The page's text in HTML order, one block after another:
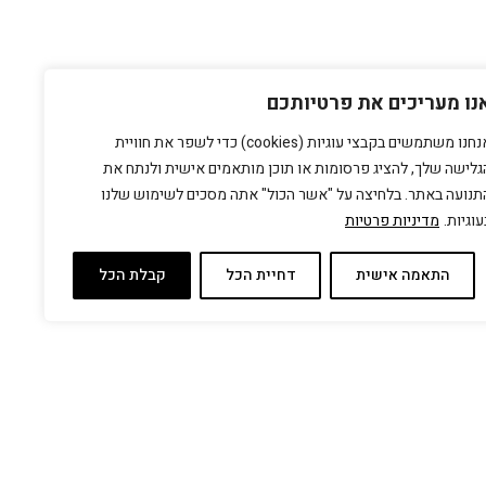
מעריכים את פרטיותכם
אנחנו משתמשים בקבצי עוגיות (cookies) כדי לשפר את חוויית
שלך, להציג פרסומות או תוכן מותאמים אישית ולנתח את
באתר. בלחיצה על "אשר הכול" אתה מסכים לשימוש שלנו
מדיניות פרטיות
התאמה אישית דחיית הכל קבלת הכל